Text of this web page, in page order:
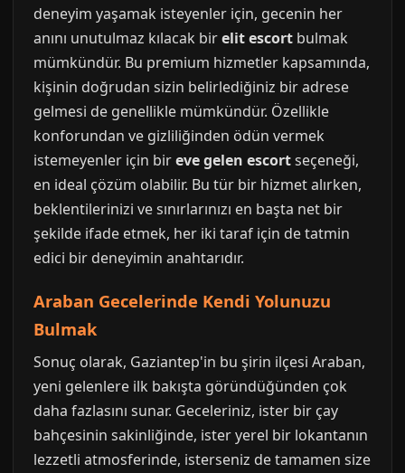
deneyim yaşamak isteyenler için, gecenin her
anını unutulmaz kılacak birelit escort bulmak
mümkündür. Bu premium hizmetler kapsamında,
kişinin doğrudan sizin belirlediğiniz bir adrese
gelmesi de genellikle mümkündür. Özellikle
konforundan ve gizliliğinden ödün vermek
istemeyenler için bireve gelen escortseçeneği,
en ideal çözüm olabilir. Bu tür bir hizmet alırken,
beklentilerinizi ve sınırlarınızı en başta net bir
şekilde ifade etmek, her iki taraf için de tatmin
edici bir deneyimin anahtarıdır.
Araban Gecelerinde Kendi Yolunuzu
Bulmak
Sonuç olarak, Gaziantep'in bu şirin ilçesi Araban,
yeni gelenlere ilk bakışta göründüğünden çok
daha fazlasını sunar. Geceleriniz, ister bir çay
bahçesinin sakinliğinde, ister yerel bir lokantanın
lezzetli atmosferinde, isterseniz de tamamen size